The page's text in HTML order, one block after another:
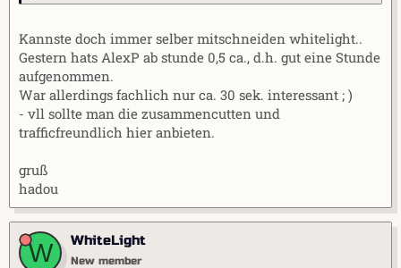
Kannste doch immer selber mitschneiden whitelight..
Gestern hats AlexP ab stunde 0,5 ca., d.h. gut eine Stunde
aufgenommen.
War allerdings fachlich nur ca. 30 sek. interessant ; )
- vll sollte man die zusammencutten und
trafficfreundlich hier anbieten.
gruß
hadou
W WhiteLight
New member